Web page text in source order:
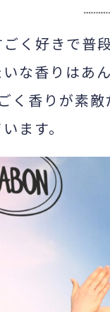
く好きで普
いな香りはあ
く香りが素
ます。